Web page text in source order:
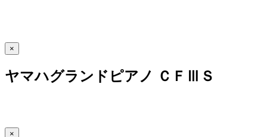
×
ヤマハグランドピアノ ＣＦⅢＳ
×